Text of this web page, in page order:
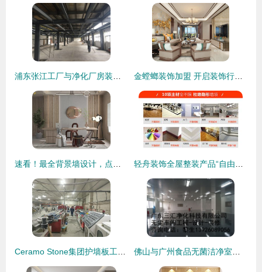
浦东张江工厂与净化厂房装修 专业装饰服务指南 金螳螂装饰加盟 开启装饰行业成功之路
速看！最全背景墙设计，点亮家居装饰新风尚 轻舟装饰全屋整装产品“自由装777”火热上市
Ceramo Stone集团护墙板工厂 引领装饰行业新蓝海 佛山与广州食品无菌洁净室装修及设计要点解析